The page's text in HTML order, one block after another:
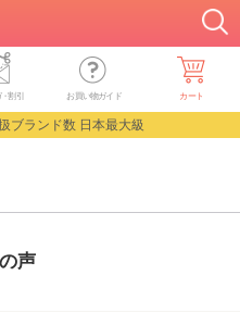
・割引 お買い物ガイド カート
ブランド数 日本最大級
声